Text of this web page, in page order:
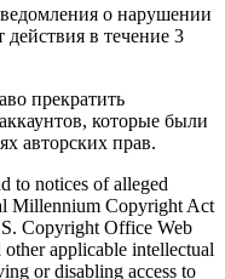
о нарушении
в течение 3
прекратить
которые были
авторских прав.
to notices of alleged
Millennium Copyright Act
Copyright Office Web
applicable intellectual
or disabling access to